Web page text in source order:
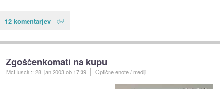
12 komentarjev
Zgoščenkomati na kupu
McHusch ::28. jan 2003ob 17:39 Optične enote / mediji